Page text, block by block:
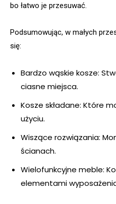
bo łatwo je przesuwać.
Podsumowując, w małych
się:
Bardzo wąskie kosze:
ciasne miejsca.
Kosze składane: Które
użyciu.
Wiszące rozwiązania:
ścianach.
Wielofunkcyjne meble:
elementami